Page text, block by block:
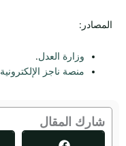
المصادر:
وزارة العدل.
منصة ناجز الإلكترونية
شارك المقال